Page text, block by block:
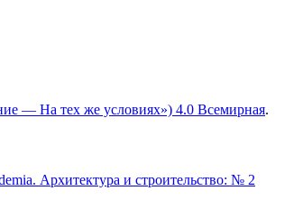
— На тех же условиях») 4.0 Всемирная.
Архитектура и строительство: № 2